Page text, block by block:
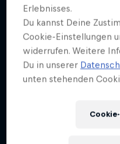
Erlebnisses.
Du kannst Deine
Cookie-Einstellungen
widerrufen. Weitere
Du in unserer
unten stehenden